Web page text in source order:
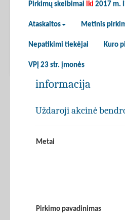
Pirkimų skelbimai iki 2017 m.
Ataskaitos Metinis
Nepatikimi tiekėjai Kuro
VPĮ 23 str. įmonės
informacija
Uždaroji akcinė
Metai
Pirkimo pavadinimas